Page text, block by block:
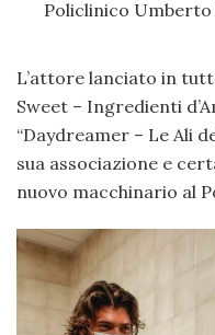
L’attore lanciato in
Sweet – Ingredienti
“Daydreamer – Le Ali
sua associazione e
nuovo macchinario al